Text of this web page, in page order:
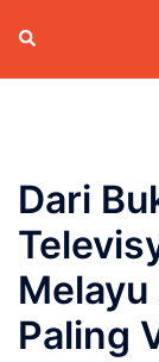
content
Search
Dari
Paling